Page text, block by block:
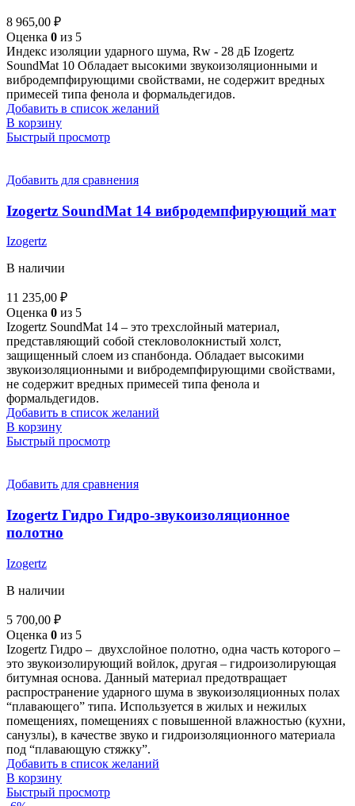
8 965,00 ₽
Оценка 0 из 5
Индекс изоляции ударного шума, Rw - 28 дБ Izogertz
SoundMat 10 Обладает высокими звукоизоляционными и
вибродемпфирующими свойствами, не содержит вредных
примесей типа фенола и формальдегидов.
Добавить в список желаний
В корзину
Быстрый просмотр
Добавить для сравнения
Izogertz SoundMat 14 вибродемпфирующий мат
Izogertz
В наличии
11 235,00 ₽
Оценка 0 из 5
Izogertz SoundMat 14 – это трехслойный материал,
представляющий собой стекловолокнистый холст,
защищенный слоем из спанбонда. Обладает высокими
звукоизоляционными и вибродемпфирующими свойствами,
не содержит вредных примесей типа фенола и
формальдегидов.
Добавить в список желаний
В корзину
Быстрый просмотр
Добавить для сравнения
Izogertz Гидро Гидро-звукоизоляционное
полотно
Izogertz
В наличии
5 700,00 ₽
Оценка 0 из 5
Izogertz Гидро – двухслойное полотно, одна часть которого –
это звукоизолирующий войлок, другая – гидроизолирующая
битумная основа. Данный материал предотвращает
распространение ударного шума в звукоизоляционных полах
“плавающего” типа. Используется в жилых и нежилых
помещениях, помещениях с повышенной влажностью (кухни,
санузлы), в качестве звуко и гидроизоляционного материала
под “плавающую стяжку”.
Добавить в список желаний
В корзину
Быстрый просмотр